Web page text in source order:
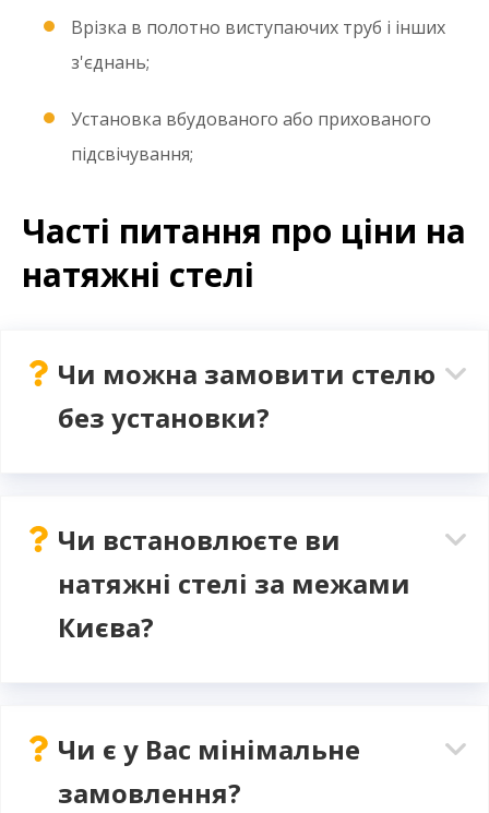
Врізка в полотно виступаючих труб і інших
з'єднань;
Установка вбудованого або прихованого
підсвічування;
Часті питання про ціни на
натяжні стелі
Чи можна замовити стелю
без установки?
Чи встановлюєте ви
натяжні стелі за межами
Києва?
Чи є у Вас мінімальне
замовлення?